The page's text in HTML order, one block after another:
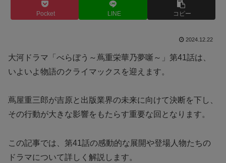
Pocket LINE コピー
2024.12.22
大河ドラマ「べらぼう～蔦重栄華乃夢噺～」第41話は、
いよいよ物語のクライマックスを迎えます。
蔦屋重三郎が吉原と出版業界の未来に向けて決断を下し、
その行動が大きな影響をもたらす重要な回となります。
この記事では、第41話の感動的な展開や登場人物たちの
ドラマについて詳しく解説します。